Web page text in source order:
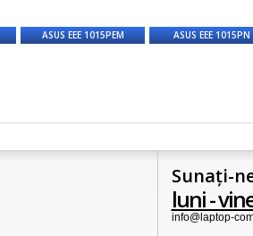
ASUS EEE 1015PEM ASUS EEE 1015PN
Sunați-
luni -
info@laptop-